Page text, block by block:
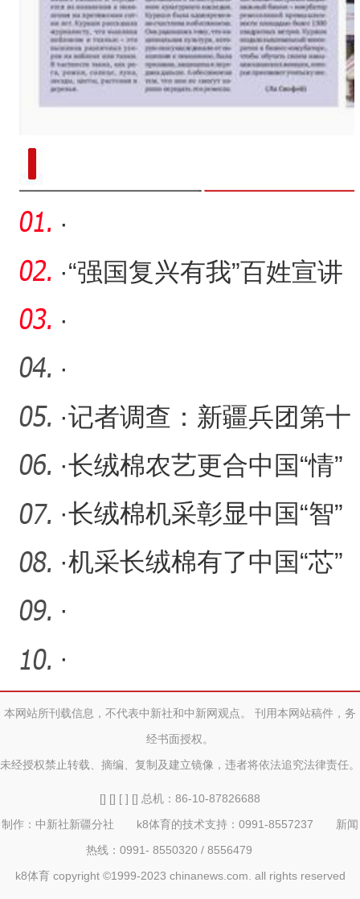
·
·“强国复兴有我”百姓宣讲
（兵团专场）走进新疆兵
·
·
·记者调查：新疆兵团第十
二师对市场主体的吸引力
为
·长绒棉农艺更合中国“情”
·长绒棉机采彰显中国“智”
·机采长绒棉有了中国“芯”
·
·
本网站所刊载信息，不代表中新社和中新网观点。 刊用本网站稿件，务
经书面授权。
未经授权禁止转载、摘编、复制及建立镜像，违者将依法追究法律责任。
[] [] [ ] [] 总机：86-10-87826688
制作：中新社新疆分社 k8体育的技术支持：0991-8557237 新闻
热线：0991- 8550320 / 8556479
k8体育 copyright ©1999-2023 chinanews.com. all rights reserved